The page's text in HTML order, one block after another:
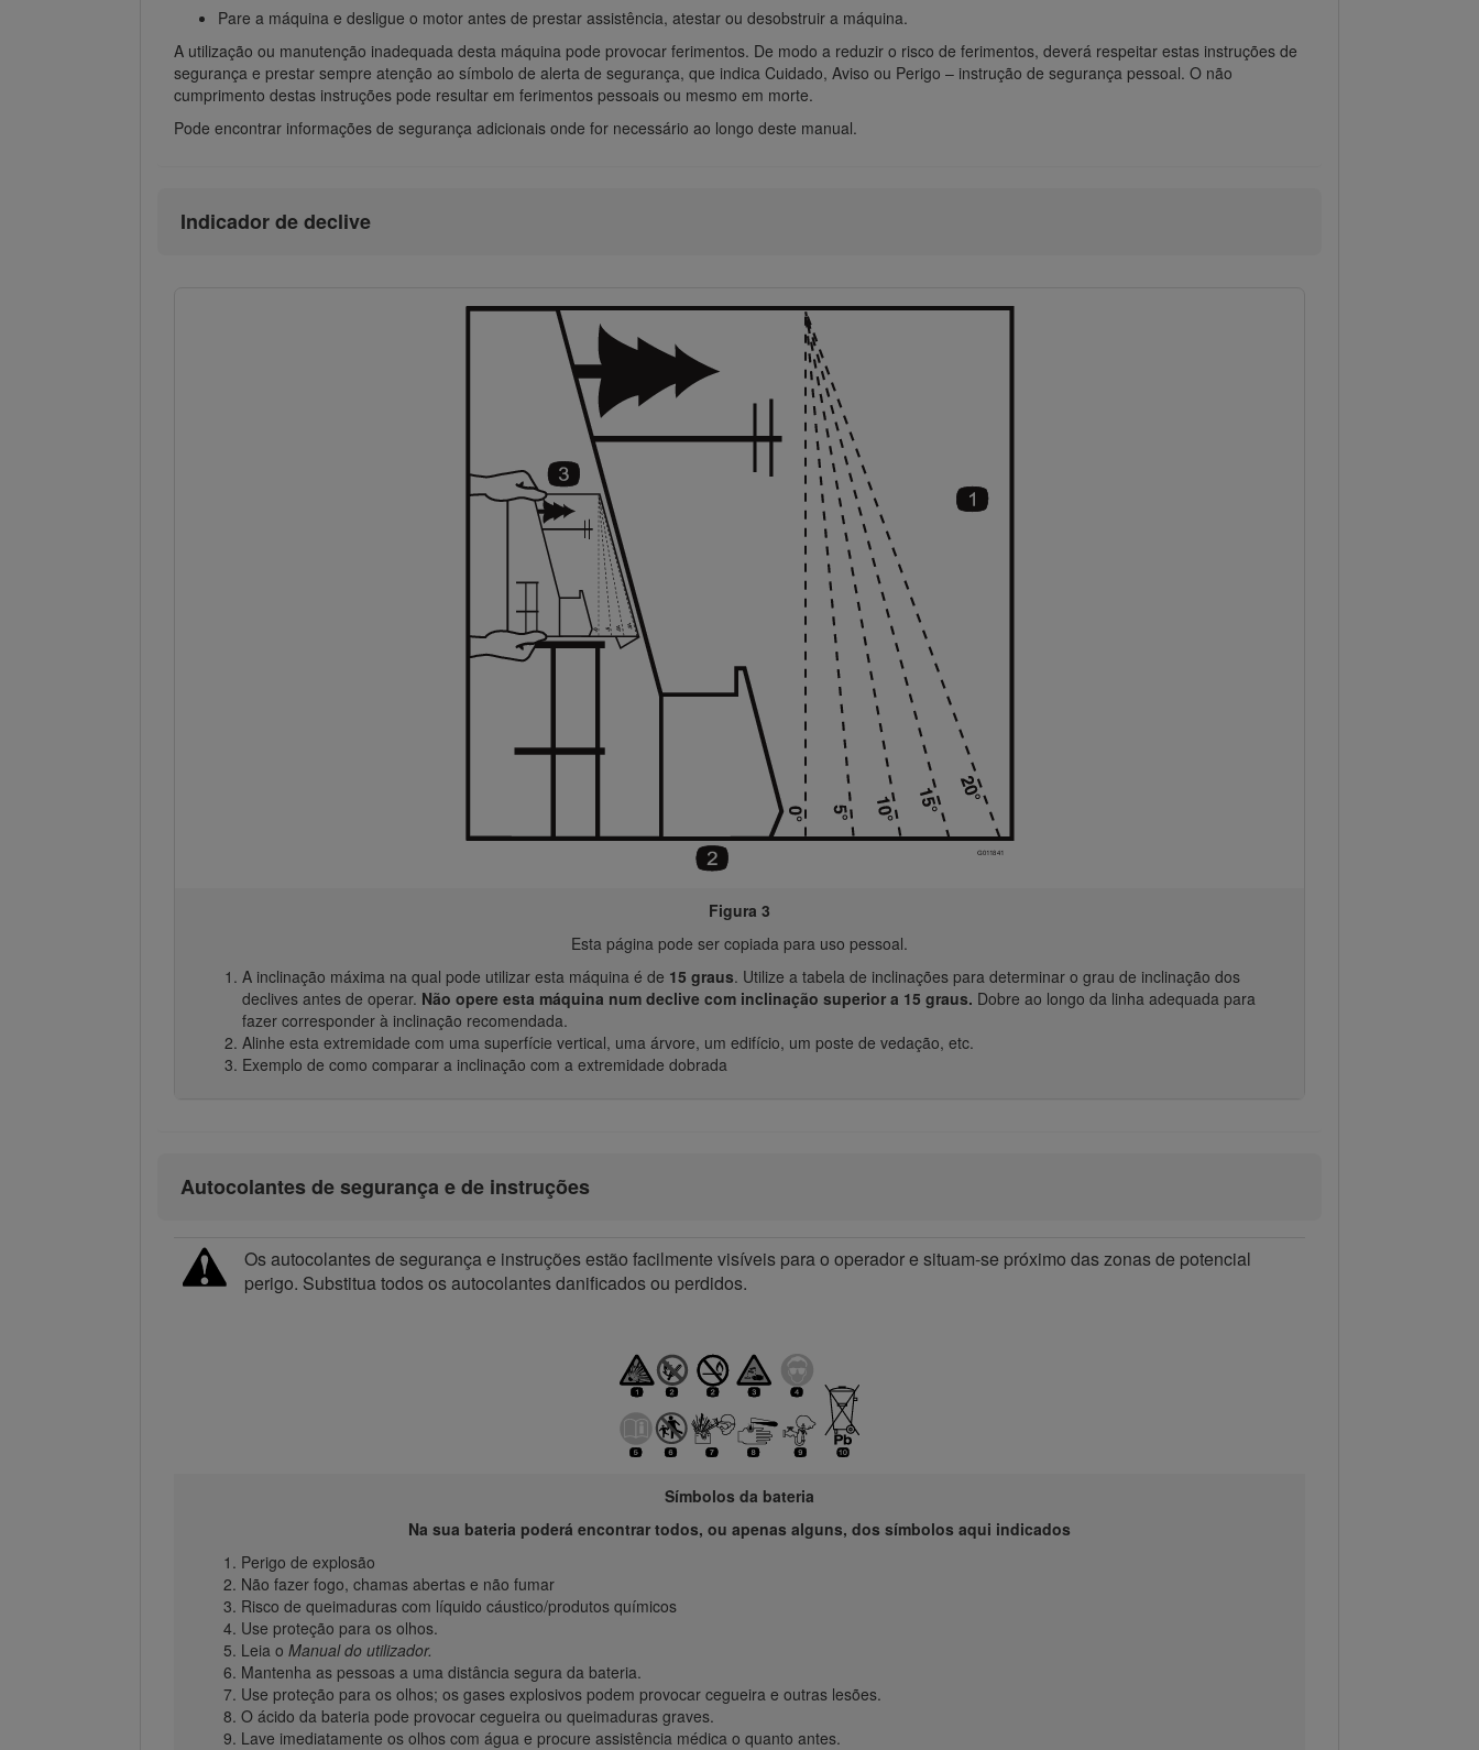
Pare a máquina e desligue o motor antes de prestar assistência, atestar ou desobstruir a máquina.
A utilização ou manutenção inadequada desta máquina pode provocar ferimentos. De modo a reduzir o risco de ferimentos, deverá respeitar estas instruções de
segurança e prestar sempre atenção ao símbolo de alerta de segurança, que indica Cuidado, Aviso ou Perigo – instrução de segurança pessoal. O não
cumprimento destas instruções pode resultar em ferimentos pessoais ou mesmo em morte.
Pode encontrar informações de segurança adicionais onde for necessário ao longo deste manual.
Indicador de declive
Figura 3
Esta página pode ser copiada para uso pessoal.
A inclinação máxima na qual pode utilizar esta máquina é de 15 graus. Utilize a tabela de inclinações para determinar o grau de inclinação dos
declives antes de operar. Não opere esta máquina num declive com inclinação superior a 15 graus. Dobre ao longo da linha adequada para
fazer corresponder à inclinação recomendada.
Alinhe esta extremidade com uma superfície vertical, uma árvore, um edifício, um poste de vedação, etc.
Exemplo de como comparar a inclinação com a extremidade dobrada
Autocolantes de segurança e de instruções
Os autocolantes de segurança e instruções estão facilmente visíveis para o operador e situam-se próximo das zonas de potencial
perigo. Substitua todos os autocolantes danificados ou perdidos.
Símbolos da bateria
Na sua bateria poderá encontrar todos, ou apenas alguns, dos símbolos aqui indicados
Perigo de explosão
Não fazer fogo, chamas abertas e não fumar
Risco de queimaduras com líquido cáustico/produtos químicos
Use proteção para os olhos.
Leia o Manual do utilizador.
Mantenha as pessoas a uma distância segura da bateria.
Use proteção para os olhos; os gases explosivos podem provocar cegueira e outras lesões.
O ácido da bateria pode provocar cegueira ou queimaduras graves.
Lave imediatamente os olhos com água e procure assistência médica o quanto antes.